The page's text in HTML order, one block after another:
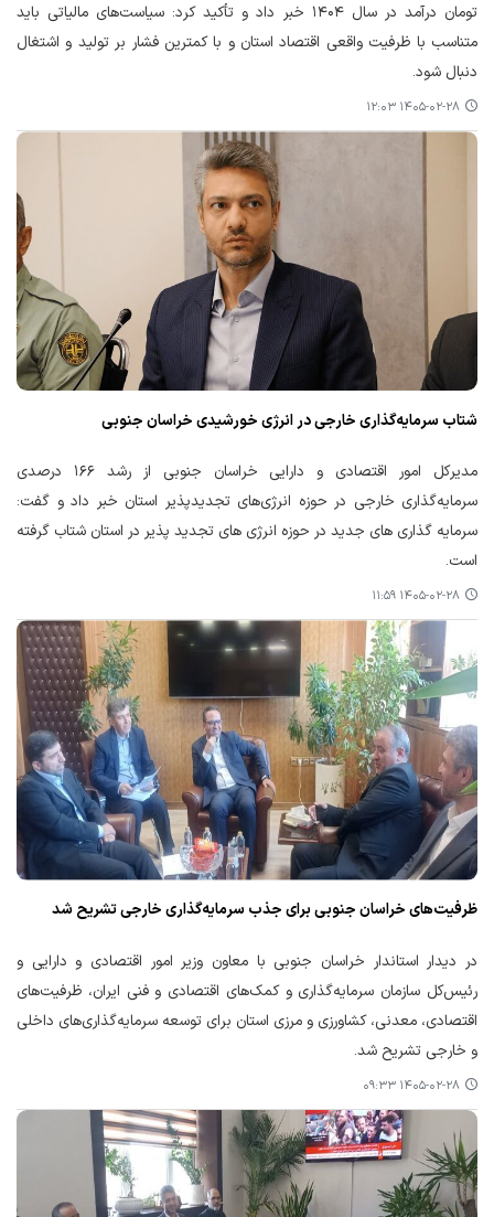
تومان درآمد در سال ۱۴۰۴ خبر داد و تأکید کرد: سیاست‌های مالیاتی باید
متناسب با ظرفیت واقعی اقتصاد استان و با کمترین فشار بر تولید و اشتغال
دنبال شود.
۱۴۰۵-۰۲-۲۸ ۱۲:۰۳
شتاب سرمایه‌گذاری خارجی در انرژی خورشیدی خراسان جنوبی
مدیرکل امور اقتصادی و دارایی خراسان جنوبی از رشد ۱۶۶ درصدی
سرمایه‌گذاری خارجی در حوزه انرژی‌های تجدیدپذیر استان خبر داد و گفت:
سرمایه گذاری های جدید در حوزه انرژی های تجدید پذیر در استان شتاب گرفته
است.
۱۴۰۵-۰۲-۲۸ ۱۱:۵۹
ظرفیت‌های خراسان جنوبی برای جذب سرمایه‌گذاری خارجی تشریح شد
در دیدار استاندار خراسان جنوبی با معاون وزیر امور اقتصادی و دارایی و
رئیس‌کل سازمان سرمایه‌گذاری و کمک‌های اقتصادی و فنی ایران، ظرفیت‌های
اقتصادی، معدنی، کشاورزی و مرزی استان برای توسعه سرمایه‌گذاری‌های داخلی
و خارجی تشریح شد.
۱۴۰۵-۰۲-۲۸ ۰۹:۳۳